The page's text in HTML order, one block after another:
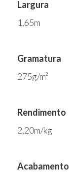
Largura
1,65m
Gramatura
275g/m²
Rendimento
2,20m/kg
Acabamento